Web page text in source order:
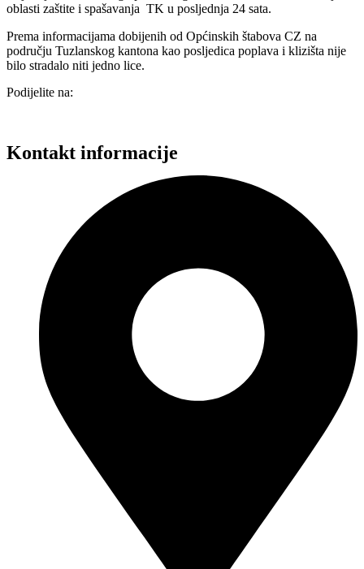
oblasti zaštite i spašavanja TK u posljednja 24 sata.
Prema informacijama dobijenih od Općinskih štabova CZ na
području Tuzlanskog kantona kao posljedica poplava i klizišta nije
bilo stradalo niti jedno lice.
Podijelite na:
Kontakt informacije